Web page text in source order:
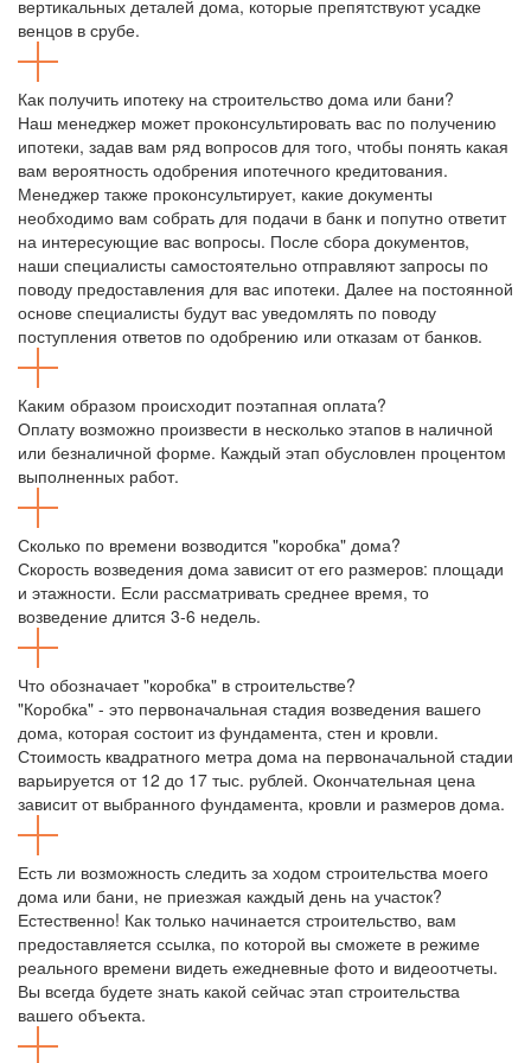
вертикальных деталей дома, которые препятствуют усадке
венцов в срубе.
Как получить ипотеку на строительство дома или бани?
Наш менеджер может проконсультировать вас по получению
ипотеки, задав вам ряд вопросов для того, чтобы понять какая
вам вероятность одобрения ипотечного кредитования.
Менеджер также проконсультирует, какие документы
необходимо вам собрать для подачи в банк и попутно ответит
на интересующие вас вопросы. После сбора документов,
наши специалисты самостоятельно отправляют запросы по
поводу предоставления для вас ипотеки. Далее на постоянной
основе специалисты будут вас уведомлять по поводу
поступления ответов по одобрению или отказам от банков.
Каким образом происходит поэтапная оплата?
Оплату возможно произвести в несколько этапов в наличной
или безналичной форме. Каждый этап обусловлен процентом
выполненных работ.
Сколько по времени возводится "коробка" дома?
Скорость возведения дома зависит от его размеров: площади
и этажности. Если рассматривать среднее время, то
возведение длится 3-6 недель.
Что обозначает "коробка" в строительстве?
"Коробка" - это первоначальная стадия возведения вашего
дома, которая состоит из фундамента, стен и кровли.
Стоимость квадратного метра дома на первоначальной стадии
варьируется от 12 до 17 тыс. рублей. Окончательная цена
зависит от выбранного фундамента, кровли и размеров дома.
Есть ли возможность следить за ходом строительства моего
дома или бани, не приезжая каждый день на участок?
Естественно! Как только начинается строительство, вам
предоставляется ссылка, по которой вы сможете в режиме
реального времени видеть ежедневные фото и видеоотчеты.
Вы всегда будете знать какой сейчас этап строительства
вашего объекта.